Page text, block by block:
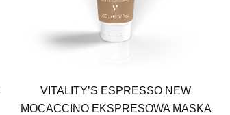
VITALITY’S ESPRESSO NEW
MOCACCINO EKSPRESOWA MASKA